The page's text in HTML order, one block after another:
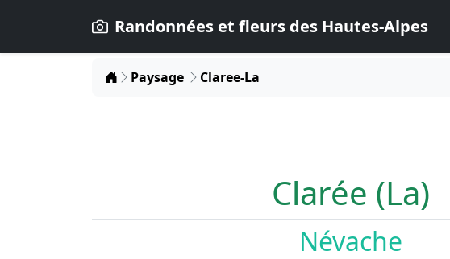
Randonnées et fleurs des Hautes-Alpes
Home
Paysage Claree-La
Clarée (La)
Névache